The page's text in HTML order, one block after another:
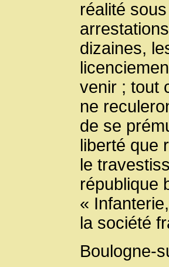
réalité
dizaines,
venir ; tout
ne
de se
liberté que
le
république
«
la société
Boulogne-